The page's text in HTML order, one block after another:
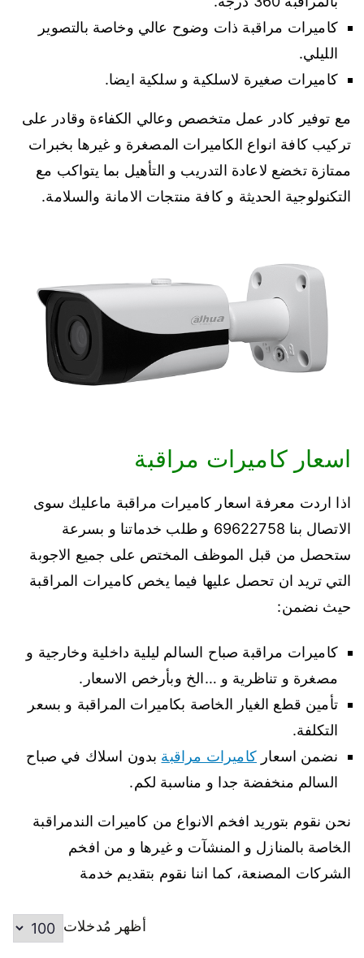
كاميرات مراقبة ذات وضوح عالي وخاصة بالتصوير
الليلي.
كاميرات صغيرة لاسلكية و سلكية ايضا.
مع توفير كادر عمل متخصص وعالي الكفاءة وقادر على
تركيب كافة انواع الكاميرات المصغرة و غيرها بخبرات
ممتازة تخضع لاعادة التدريب و التأهيل بما يتواكب مع
التكنولوجية الحديثة و كافة منتجات الامانة والسلامة.
اسعار كاميرات مراقبة
اذا اردت معرفة اسعار كاميرات مراقبة ماعليك سوى
الاتصال بنا 69622758 و طلب خدماتنا و بسرعة
ستحصل من قبل الموظف المختص على جميع الاجوبة
التي تريد ان تحصل عليها فيما يخص كاميرات المراقبة
حيث نضمن:
كاميرات مراقبة صباح السالم ليلية داخلية وخارجية و
مصغرة و تناظرية و …الخ وبأرخص الاسعار.
تأمين قطع الغيار الخاصة بكاميرات المراقبة و بسعر
التكلفة.
نضمن اسعار كاميرات مراقبة بدون اسلاك في صباح
السالم منخفضة جدا و مناسبة لكم.
نحن نقوم بتوريد افخم الانواع من كاميرات الندمراقبة
الخاصة بالمنازل و المنشآت و غيرها و من افخم
الشركات المصنعة، كما اننا نقوم بتقديم خدمة
أظهر مُدخلات